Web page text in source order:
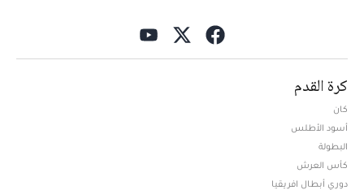
كرة القدم
كان
أسود الأطلس
البطولة
كأس العرش
دوري أبطال افريقيا